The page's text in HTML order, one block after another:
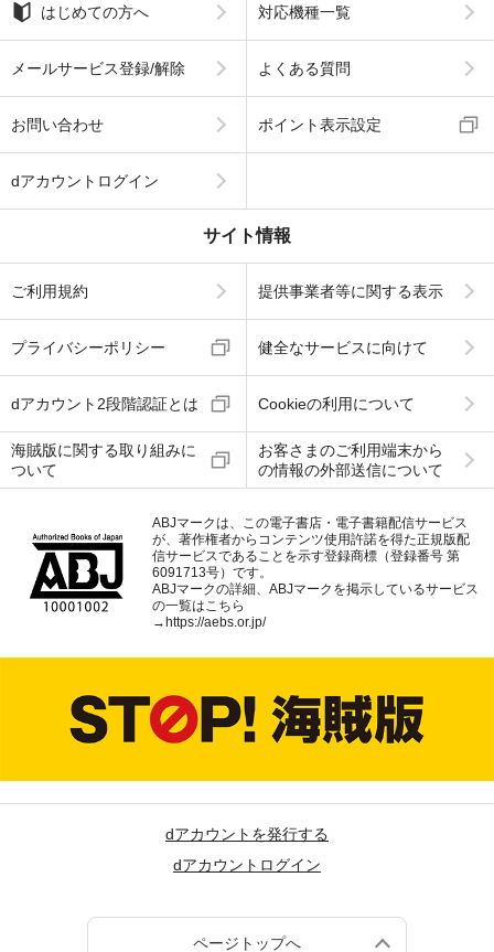
はじめての方へ 対応機種一覧
メールサービス登録/解除 よくある質問
お問い合わせ ポイント表示設定
dアカウントログイン
サイト情報
ご利用規約 提供事業者等に関する表示
プライバシーポリシー 健全なサービスに向けて
dアカウント2段階認証とは Cookieの利用について
海賊版に関する取り組みに
ついて
お客さまのご利用端末から
の情報の外部送信について
ABJマークは、この電子書店・電子書籍配信サービス
が、著作権者からコンテンツ使用許諾を得た正規版配
信サービスであることを示す登録商標（登録番号 第
6091713号）です。
ABJマークの詳細、ABJマークを掲示しているサービス
の一覧はこちら
→ https://aebs.or.jp/
dアカウントを発行する
dアカウントログイン
ページトップへ